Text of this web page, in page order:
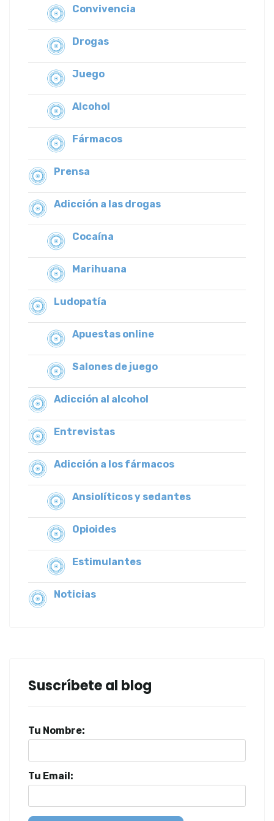
Convivencia
Drogas
Juego
Alcohol
Fármacos
Prensa
Adicción a las drogas
Cocaína
Marihuana
Ludopatía
Apuestas online
Salones de juego
Adicción al alcohol
Entrevistas
Adicción a los fármacos
Ansiolíticos y sedantes
Opioides
Estimulantes
Noticias
Suscríbete al blog
Tu Nombre:
Tu Email: